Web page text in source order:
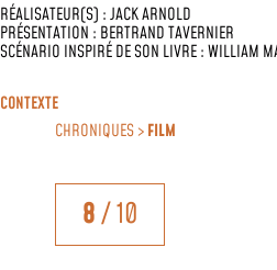
RÉALISATEUR(S) :JACK ARNOLD
PRÉSENTATION : BERTRAND TAVERNIER
SCÉNARIO INSPIRÉ DE SON LIVRE :WILLIAM
CONTEXTE
CHRONIQUES >FILM
8/ 10